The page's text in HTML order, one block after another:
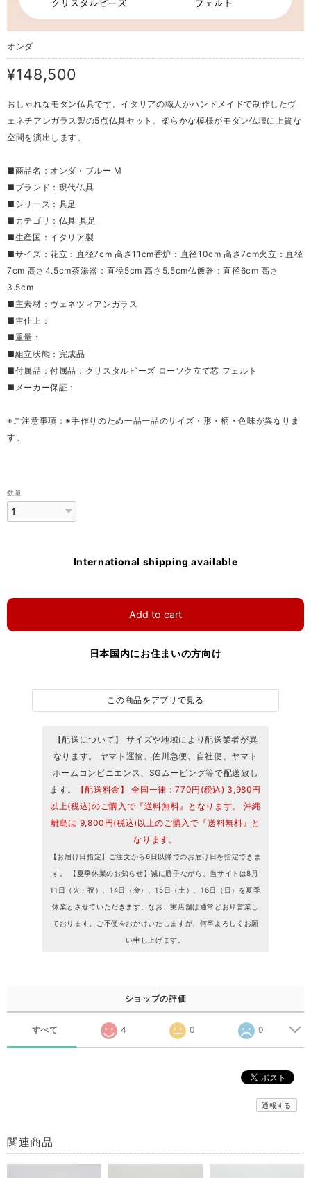
オンダ
¥148,500
おしゃれなモダン仏具です。イタリアの職人がハンドメイドで制作したヴ
ェネチアンガラス製の5点仏具セット。柔らかな模様がモダン仏壇に上質な
空間を演出します。
■商品名：オンダ・ブルー M
■ブランド：現代仏具
■シリーズ：具足
■カテゴリ：仏具 具足
■生産国：イタリア製
■サイズ：花立：直径7cm 高さ11cm香炉：直径10cm 高さ7cm火立：直径
7cm 高さ4.5cm茶湯器：直径5cm 高さ5.5cm仏飯器：直径6cm 高さ
3.5cm
■主素材：ヴェネツィアンガラス
■主仕上：
■重量：
■組立状態：完成品
■付属品：付属品：クリスタルビーズ ローソク立て芯 フェルト
■メーカー保証：
※ご注意事項：※手作りのため一品一品のサイズ・形・柄・色味が異なりま
す。
数量
International shipping available
Add to cart
日本国内にお住まいの方向け
この商品をアプリで見る
【配送について】 サイズや地域により配送業者が異
なります。 ヤマト運輸、佐川急便、自社便、ヤマト
ホームコンビニエンス、SGムービング等で配送致し
ます。
【配送料金】 全国一律：770円(税込) 3,980円
以上(税込)のご購入で『送料無料』となります。 沖縄
離島は 9,800円(税込)以上のご購入で『送料無料』と
なります。
【お届け日指定】ご注文から6日以降でのお届け日を指定できま
す。 【夏季休業のお知らせ】誠に勝手ながら、当サイトは8月
11日（火・祝）、14日（金）、15日（土）、16日（日）を夏季
休業とさせていただきます。なお、実店舗は通常どおり営業し
ております。ご不便をおかけいたしますが、何卒よろしくお願
い申し上げます。
ショップの評価
すべて 4 0 0
通報する
関連商品